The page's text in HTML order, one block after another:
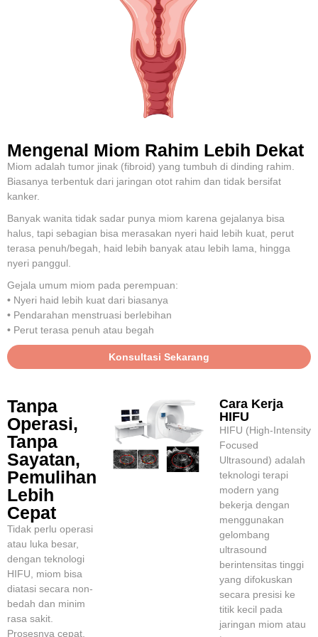
Mengenal Miom Rahim Lebih Dekat
Miom adalah tumor jinak (fibroid) yang tumbuh di dinding rahim.
Biasanya terbentuk dari jaringan otot rahim dan tidak bersifat
kanker.
Banyak wanita tidak sadar punya miom karena gejalanya bisa
halus, tapi sebagian bisa merasakan nyeri haid lebih kuat, perut
terasa penuh/begah, haid lebih banyak atau lebih lama, hingga
nyeri panggul.
Gejala umum miom pada perempuan:
• Nyeri haid lebih kuat dari biasanya
• Pendarahan menstruasi berlebihan
• Perut terasa penuh atau begah
Konsultasi Sekarang
Tanpa
Operasi,
Tanpa
Sayatan,
Pemulihan
Lebih
Cepat
Tidak perlu operasi
atau luka besar,
dengan teknologi
HIFU, miom bisa
diatasi secara non-
bedah dan minim
rasa sakit.
Prosesnya cepat,
Cara Kerja
HIFU
HIFU (High-Intensity
Focused
Ultrasound) adalah
teknologi terapi
modern yang
bekerja dengan
menggunakan
gelombang
ultrasound
berintensitas tinggi
yang difokuskan
secara presisi ke
titik kecil pada
jaringan miom atau